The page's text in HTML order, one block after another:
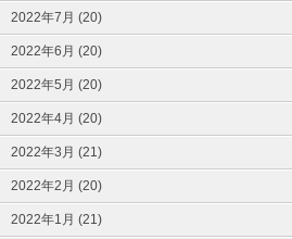
2022年7月 (20)
2022年6月 (20)
2022年5月 (20)
2022年4月 (20)
2022年3月 (21)
2022年2月 (20)
2022年1月 (21)